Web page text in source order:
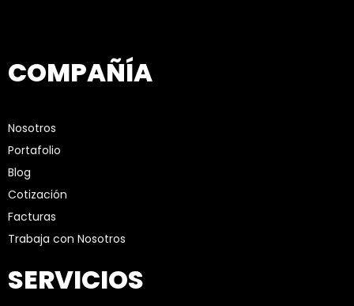
COMPAÑÍA
Nosotros
Portafolio
Blog
Cotización
Facturas
Trabaja con Nosotros
SERVICIOS